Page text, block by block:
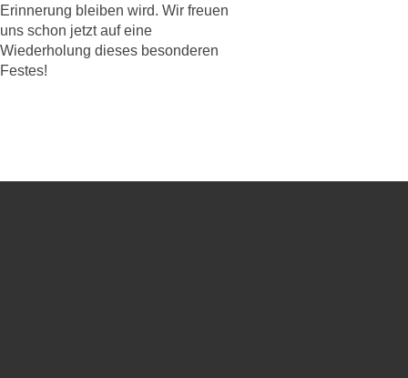
Erinnerung bleiben wird. Wir freuen
uns schon jetzt auf eine
Wiederholung dieses besonderen
Festes!